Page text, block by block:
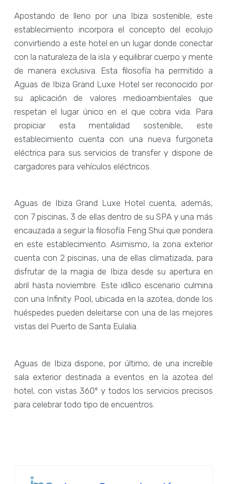
Apostando de lleno por una Ibiza sostenible, este
establecimiento incorpora el concepto del ecolujo
convirtiendo a este hotel en un lugar donde conectar
con la naturaleza de la isla y equilibrar cuerpo y mente
de manera exclusiva. Esta filosofía ha permitido a
Aguas de Ibiza Grand Luxe Hotel ser reconocido por
su aplicación de valores medioambientales que
respetan el lugar único en el que cobra vida. Para
propiciar esta mentalidad sostenible, este
establecimiento cuenta con una nueva furgoneta
eléctrica para sus servicios de transfer y dispone de
cargadores para vehículos eléctricos.
Aguas de Ibiza Grand Luxe Hotel cuenta, además,
con 7 piscinas, 3 de ellas dentro de su SPA y una más
encauzada a seguir la filosofía Feng Shui que pondera
en este establecimiento. Asimismo, la zona exterior
cuenta con 2 piscinas, una de ellas climatizada, para
disfrutar de la magia de Ibiza desde su apertura en
abril hasta noviembre. Este idílico escenario culmina
con una Infinity Pool, ubicada en la azotea, donde los
huéspedes pueden deleitarse con una de las mejores
vistas del Puerto de Santa Eulalia.
Aguas de Ibiza dispone, por último, de una increíble
sala exterior destinada a eventos en la azotea del
hotel, con vistas 360º y todos los servicios precisos
para celebrar todo tipo de encuentros.